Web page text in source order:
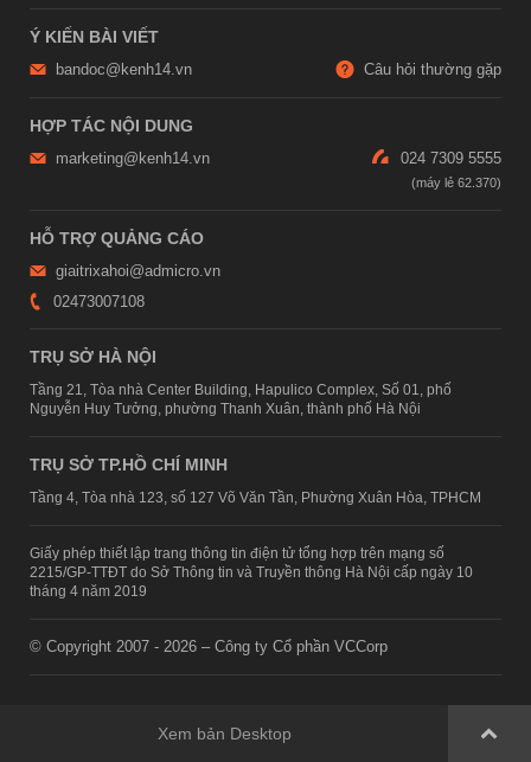
Ý KIẾN BÀI VIẾT
bandoc@kenh14.vn Câu hỏi thường gặp
HỢP TÁC NỘI DUNG
marketing@kenh14.vn 024 7309 5555
HỖ TRỢ QUẢNG CÁO
giaitrixahoi@admicro.vn
02473007108
TRỤ SỞ HÀ NỘI
Tầng 21, Tòa nhà Center Building, Hapulico Complex, Số 01, phố
Nguyễn Huy Tưởng, phường Thanh Xuân, thành phố Hà Nội
TRỤ SỞ TP.HỒ CHÍ MINH
Tầng 4, Tòa nhà 123, số 127 Võ Văn Tần, Phường Xuân Hòa, TPHCM
Giấy phép thiết lập trang thông tin điện tử tổng hợp trên mạng số
2215/GP-TTĐT do Sở Thông tin và Truyền thông Hà Nội cấp ngày 10
tháng 4 năm 2019
© Copyright 2007 - 2026 – Công ty Cổ phần VCCorp
Xem bản Desktop